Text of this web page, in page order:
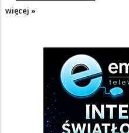
więcej »